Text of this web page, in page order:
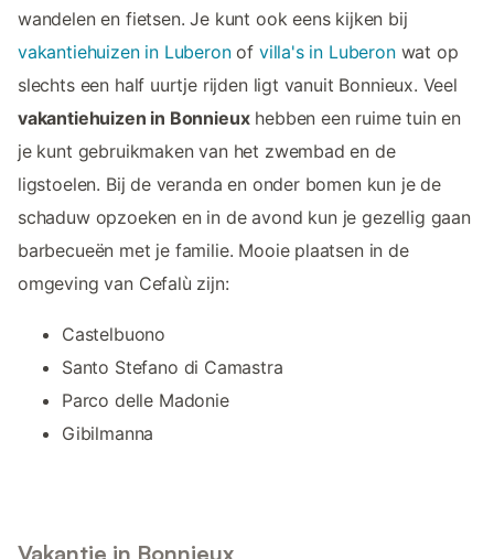
wandelen en fietsen. Je kunt ook eens kijken bij
vakantiehuizen in Luberonof villa's in Luberonwat op
slechts een half uurtje rijden ligt vanuit Bonnieux. Veel
vakantiehuizen in Bonnieuxhebben een ruime tuin en
je kunt gebruikmaken van het zwembad en de
ligstoelen. Bij de veranda en onder bomen kun je de
schaduw opzoeken en in de avond kun je gezellig gaan
barbecueën met je familie. Mooie plaatsen in de
omgeving van Cefalù zijn:
Castelbuono
Santo Stefano di Camastra
Parco delle Madonie
Gibilmanna
Vakantie in Bonnieux